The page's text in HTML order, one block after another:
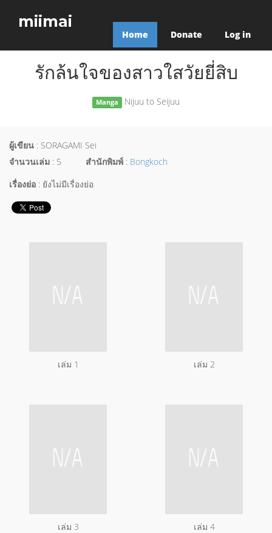
miimai
Home Donate Log in
รักล้นใจของสาวใสวัยยี่สิบ
Manga Nijuu to Seijuu
ผู้เขียน : SORAGAMI Sei
จำนวนเล่ม : 5 สำนักพิมพ์ : Bongkoch
เรื่องย่อ : ยังไม่มีเรื่องย่อ
เล่ม 1 เล่ม 2
เล่ม 3 เล่ม 4